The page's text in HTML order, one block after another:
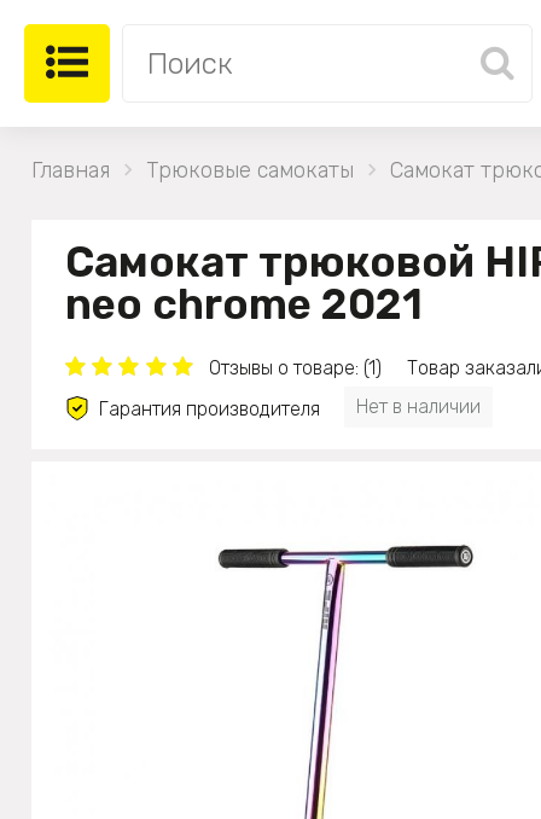
Главная Трюковые самокаты Самокат
Самокат трюковой
neo chrome 2021
Отзывы о товаре: (1)
Товар
Гарантия производителя
Нет в наличии